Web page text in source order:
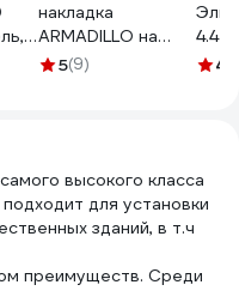
с
накладка
ARMADILLO на
сувальдный замок
5(9)
4.5
высокого класса
для установки
зданий, в т.ч
преимуществ. Среди